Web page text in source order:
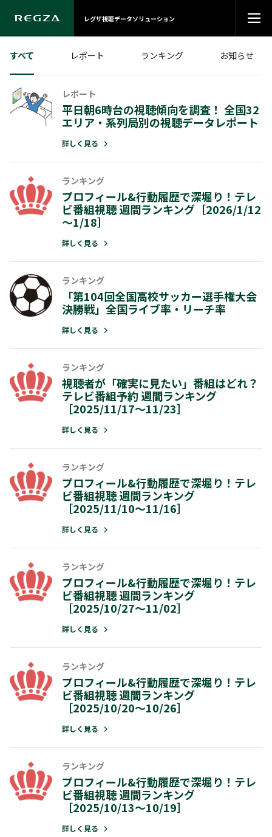
レグザ視聴データソリューション
すべて レポート ランキング お知らせ
レポート
平日朝6時台の視聴傾向を調査！ 全国32
エリア・系列局別の視聴データレポート
詳しく見る
ランキング
プロフィール&行動履歴で深堀り！テレ
ビ番組視聴 週間ランキング［2026/1/12
～1/18］
詳しく見る
ランキング
「第104回全国高校サッカー選手権大会
決勝戦」全国ライブ率・リーチ率
詳しく見る
ランキング
視聴者が「確実に見たい」番組はどれ？
テレビ番組予約 週間ランキング
［2025/11/17～11/23］
詳しく見る
ランキング
プロフィール&行動履歴で深堀り！テレ
ビ番組視聴 週間ランキング
［2025/11/10～11/16］
詳しく見る
ランキング
プロフィール&行動履歴で深堀り！テレ
ビ番組視聴 週間ランキング
［2025/10/27～11/02］
詳しく見る
ランキング
プロフィール&行動履歴で深堀り！テレ
ビ番組視聴 週間ランキング
［2025/10/20～10/26］
詳しく見る
ランキング
プロフィール&行動履歴で深堀り！テレ
ビ番組視聴 週間ランキング
［2025/10/13～10/19］
詳しく見る
レポート
平日朝6時台の視聴傾向を調査！ 全
エリア・系列局別の視聴データレポ
詳しく見る
レポート
鉄道沿線別テレビ視聴データ分析レ
ト ～ テレビ視聴に映る地域のライ
タイルと情報接触 ～
詳しく見る
レポート
テレビ視聴データの新潮流！都道府
市区町村単位の視聴データレポート
詳しく見る
ランキング
プロフィール&行動履歴で深堀り！
ビ番組視聴 週間ランキング［2026/
ランキング
「第104回全国高校サッカー選手権
決勝戦」全国ライブ率・リーチ率
詳しく見る
ランキング
視聴者が「確実に見たい」番組はど
テレビ番組予約 週間ランキング
ランキング
プロフィール&行動履歴で深堀り！
ビ番組視聴 週間ランキング
ランキング
プロフィール&行動履歴で深堀り！
ビ番組視聴 週間ランキング
ランキング
プロフィール&行動履歴で深堀り！
ビ番組視聴 週間ランキング
ランキング
プロフィール&行動履歴で深堀り！
ビ番組視聴 週間ランキング
ランキング
プロフィール&行動履歴で深堀り！
ビ番組視聴 週間ランキング［2025/
お知らせ
総務省公開資料にレグザデータを使
た調査結果が掲載されました！
詳しく見る
その他
【番外編】アニメ作品の分析ソリュ
ョン：シリーズ分析 (作品別分析・作